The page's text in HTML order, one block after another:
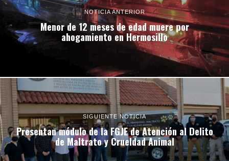
NOTICIA ANTERIOR
Menor de 12 meses de edad muere por
ahogamiento en Hermosillo
SIGUIENTE NOTICIA
Presentan módulo de la FGJE de Atención al Delito
de Maltrato y Crueldad Animal